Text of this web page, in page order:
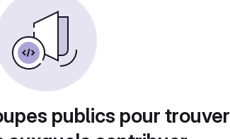
publics pour trouver